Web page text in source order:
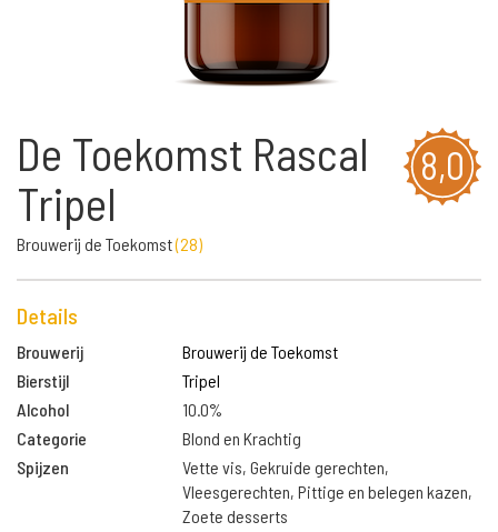
8,0
De Toekomst Rascal
Tripel
Brouwerij de Toekomst(28)
Details
Brouwerij
Brouwerij de Toekomst
Bierstijl
Tripel
Alcohol
10.0%
Categorie
Blond en Krachtig
Spijzen
Vette vis, Gekruide gerechten,
Vleesgerechten, Pittige en belegen kazen,
Zoete desserts